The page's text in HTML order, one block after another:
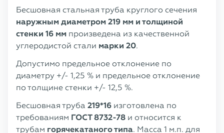
Бесшовная стальная труба круглого сечения
наружным диаметром 219 мм и толщиной
стенки 16 мм произведена из качественной
углеродистой стали марки 20.
Допустимо предельное отклонение по
диаметру +/- 1,25 % и предельное отклонение
по толщине стенки +/- 12,5 %.
Бесшовная труба 219*16 изготовлена по
требованиям ГОСТ 8732-78 и относится к
трубам горячекатаного типа. Масса 1 м.п. для